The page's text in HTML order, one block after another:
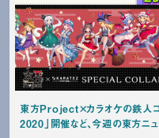
東方Project×カラオケの鉄人コ
2020」開催など、今週の東方ニュ